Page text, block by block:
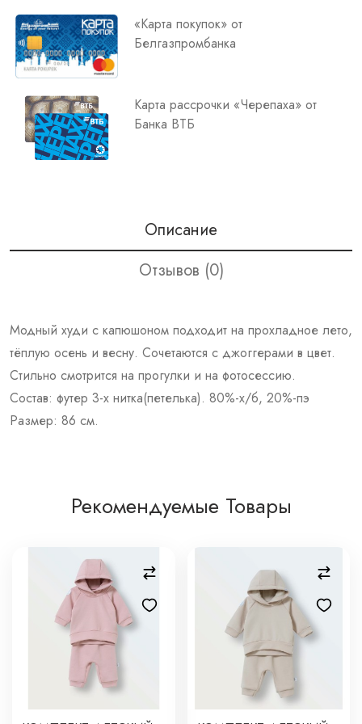
«Карта покупок» от
Белгазпромбанка
Карта рассрочки «Черепаха» от
Банка ВТБ
Описание
Отзывов (0)
Модный худи с капюшоном подходит на прохладное лето,
тёплую осень и весну. Сочетаются с джоггерами в цвет.
Стильно смотрится на прогулки и на фотосессию.
Состав: футер 3-х нитка(петелька). 80%-х/б, 20%-пэ
Размер: 86 см.
Рекомендуемые Товары